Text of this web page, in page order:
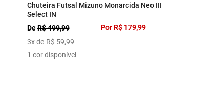
Chuteira Futsal Mizuno Monarcida Neo III
Select IN
DeR$ 499,99
3x de R$ 59,99
Por R$ 179,99
1 cor disponível